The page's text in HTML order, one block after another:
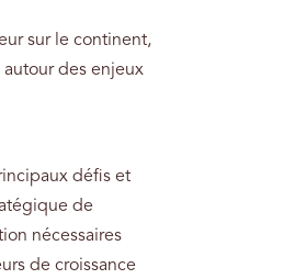
sur le continent,
autour des enjeux
défis et
de
nécessaires
de croissance